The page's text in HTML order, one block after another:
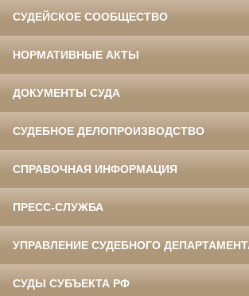
СУДЕЙСКОЕ СООБЩЕСТВО
НОРМАТИВНЫЕ АКТЫ
ДОКУМЕНТЫ СУДА
СУДЕБНОЕ ДЕЛОПРОИЗВОДСТВО
СПРАВОЧНАЯ ИНФОРМАЦИЯ
ПРЕСС-СЛУЖБА
УПРАВЛЕНИЕ СУДЕБНОГО
СУДЫ СУБЪЕКТА РФ